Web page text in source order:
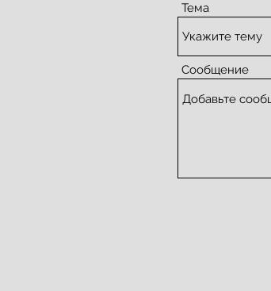
Тема
Сообщение